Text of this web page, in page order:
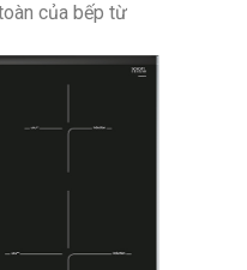
của bếp từ